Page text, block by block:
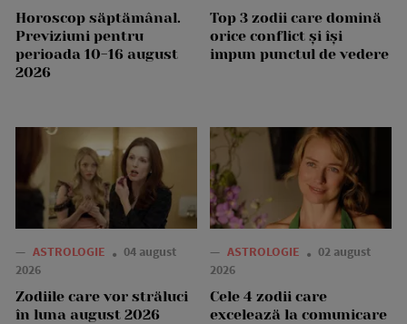
Horoscop săptămânal.
Previziuni pentru
perioada 10-16 august
2026
Top 3 zodii care domină
orice conflict și își
impun punctul de vedere
— ASTROLOGIE
04 august
2026
Zodiile care vor străluci
în luna august 2026
— ASTROLOGIE
02 august
2026
Cele 4 zodii care
excelează la comunicare